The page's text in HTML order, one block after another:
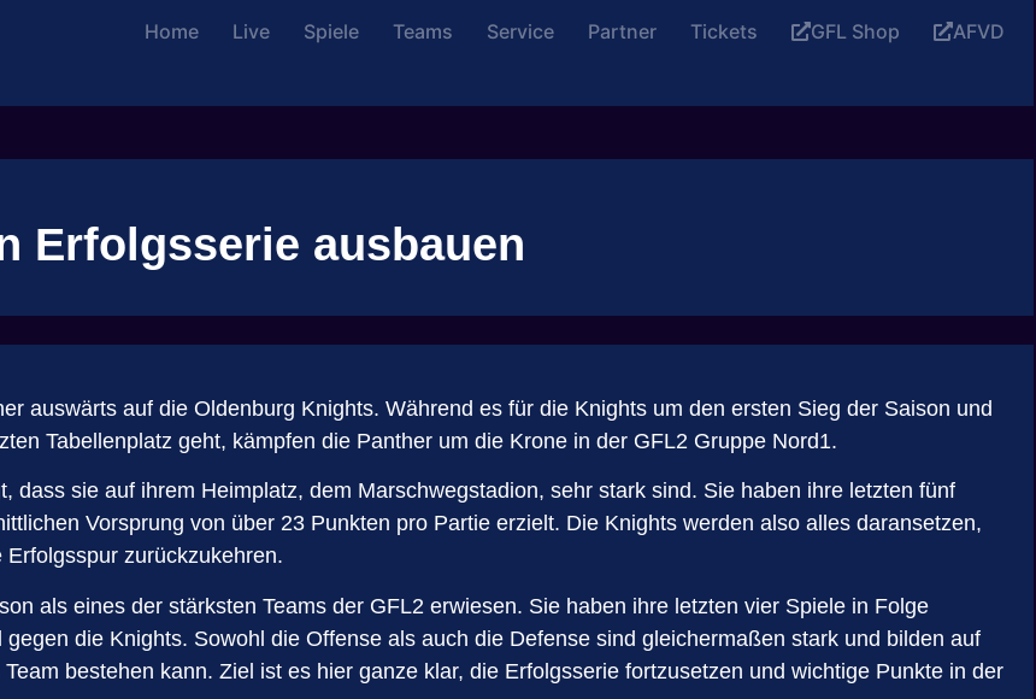
Home Live Spiele Teams Service Partner Tickets GFL Shop AFVD
Erfolgsserie ausbauen
auswärts auf die Oldenburg Knights. Während es für die Knights um den ersten Sieg der Saison und
Tabellenplatz geht, kämpfen die Panther um die Krone in der GFL2 Gruppe Nord1.
dass sie auf ihrem Heimplatz, dem Marschwegstadion, sehr stark sind. Sie haben ihre letzten fünf
Vorsprung von über 23 Punkten pro Partie erzielt. Die Knights werden also alles daransetzen,
zurückzukehren.
als eines der stärksten Teams der GFL2 erwiesen. Sie haben ihre letzten vier Spiele in Folge
die Knights. Sowohl die Offense als auch die Defense sind gleichermaßen stark und bilden auf
bestehen kann. Ziel ist es hier ganze klar, die Erfolgsserie fortzusetzen und wichtige Punkte in der